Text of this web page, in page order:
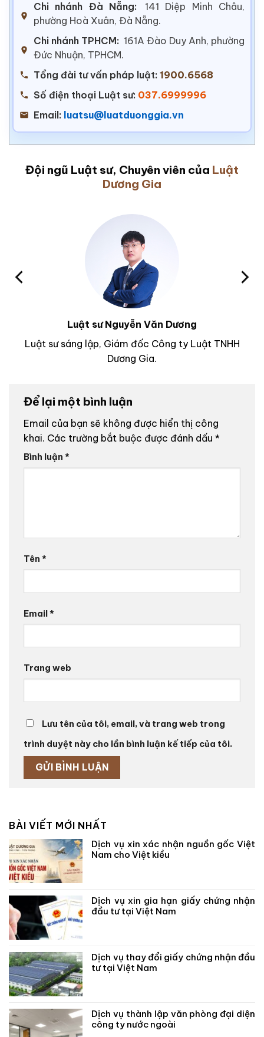
Chi nhánh Đà Nẵng:
141 Diệp Minh Châu,
phường Hoà Xuân, Đà Nẵng.
Chi nhánh TPHCM: 161A Đào Duy Anh, phường
Đức Nhuận, TPHCM.
Tổng đài tư vấn pháp luật: 1900.6568
Số điện thoại Luật sư: 037.6999996
Email: luatsu@luatduonggia.vn
Đội ngũ Luật sư, Chuyên viên của Luật
Dương Gia
Luật sư Nguyễn Văn Dương
Luật sư sáng lập, Giám đốc Công ty Luật TNHH
Dương Gia.
Để lại một bình luận
Email của bạn sẽ không được hiển thị công
khai. Các trường bắt buộc được đánh dấu *
Bình luận *
Tên *
Email*
Trang web
Lưu tên của tôi, email, và trang web trong
trình duyệt này cho lần bình luận kế tiếp của tôi.
BÀI VIẾT MỚI NHẤT
Dịch vụ xin xác nhận nguồn gốc Việt
Nam cho Việt kiều
Dịch vụ xin gia hạn giấy chứng nhận
đầu tư tại Việt Nam
Dịch vụ thay đổi giấy chứng nhận đầu
tư tại Việt Nam
Dịch vụ thành lập văn phòng đại diện
công ty nước ngoài